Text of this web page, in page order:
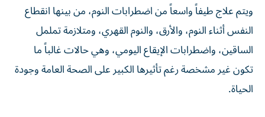
ويتم علاج طيفاً واسعاً من اضطرابات النوم، من بينها انقطاع
النفس أثناء النوم، والأرق، والنوم القهري، ومتلازمة تململ
الساقين، واضطرابات الإيقاع اليومي، وهي حالات غالباً ما
تكون غير مشخصة رغم تأثيرها الكبير على الصحة العامة وجودة
الحياة.